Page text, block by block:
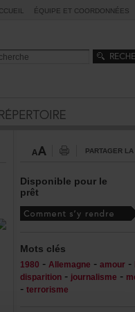
ÉQUIPEETCOORDONNÉES
Disponiblepourle
prêt
Motsclés
1980 - Allemagne - amour-
disparition- journalisme -
- terrorisme